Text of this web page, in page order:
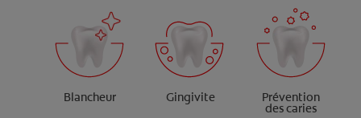
Blancheur Gingivite Prévention
des caries